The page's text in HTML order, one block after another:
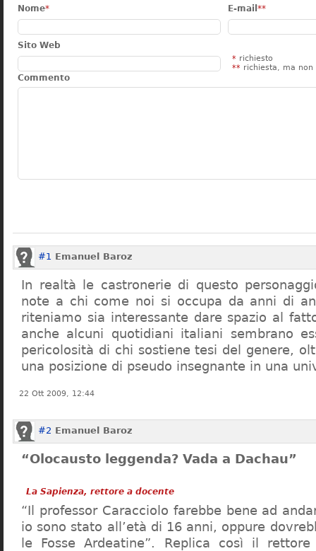
Nome* E-mail **
Sito Web
* richiesto
** richiesta, ma non
Commento
#1 Emanuel Baroz
In realtà le castronerie di questo
note a chi come noi si occupa da anni di
riteniamo sia interessante dare spazio al fatto
anche alcuni quotidiani italiani sembrano
pericolosità di chi sostiene tesi del genere,
una posizione di pseudo insegnante in una
22 Ott 2009, 12:44
#2 Emanuel Baroz
“Olocausto leggenda? Vada a Dachau”
La Sapienza, rettore a docente
“Il professor Caracciolo farebbe bene ad
io sono stato all’età di 16 anni, oppure
le Fosse Ardeatine”. Replica così il rettore